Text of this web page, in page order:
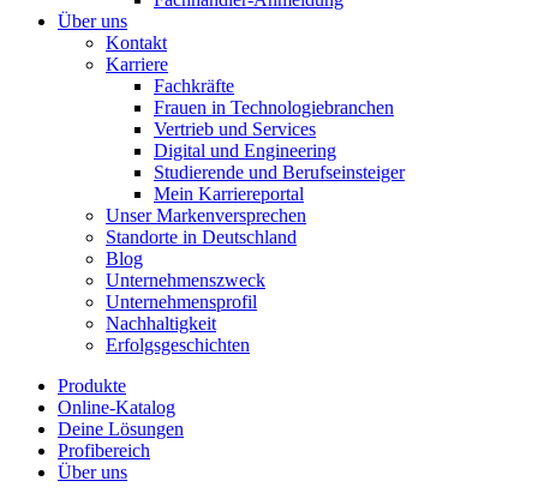
Über uns
Kontakt
Karriere
Fachkräfte
Frauen in Technologiebranchen
Vertrieb und Services
Digital und Engineering
Studierende und Berufseinsteiger
Mein Karriereportal
Unser Markenversprechen
Standorte in Deutschland
Blog
Unternehmenszweck
Unternehmensprofil
Nachhaltigkeit
Erfolgsgeschichten
Produkte
Online-Katalog
Deine Lösungen
Profibereich
Über uns